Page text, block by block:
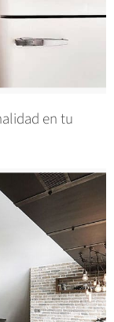
en tu